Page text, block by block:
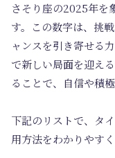
さそり座の2025年を
す。この数字は、挑
ャンスを引き寄せる
で新しい局面を迎え
ることで、自信や積
下記のリストで、タ
用方法をわかりやす